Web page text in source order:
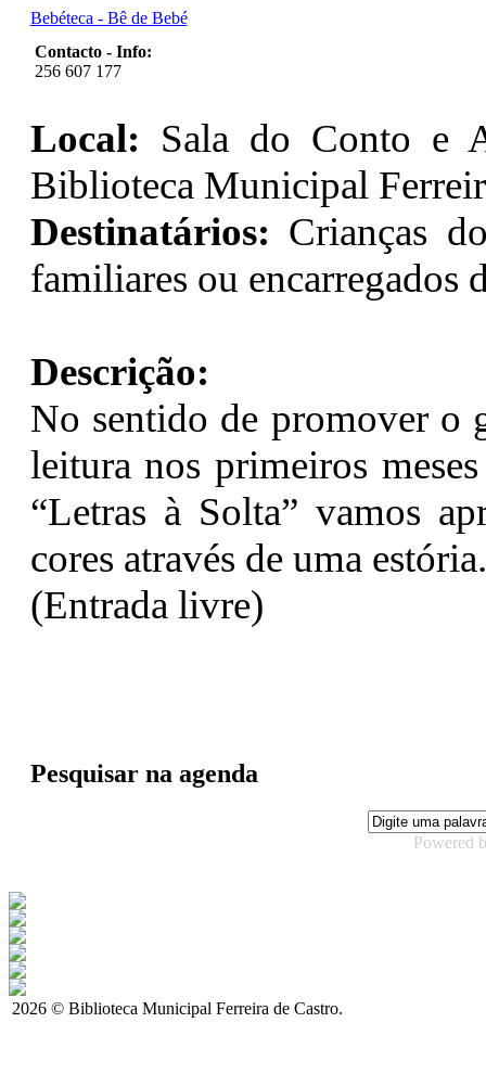
Bebéteca - Bê de Bebé
Contacto - Info:
256 607 177
Local: Sala do Conto e
Biblioteca Municipal
Destinatários: Crianças
familiares ou encarregados
Descrição:
No sentido de promover o
leitura nos primeiros
“Letras à Solta” vamos
cores através de uma
(Entrada livre)
Pesquisar na agenda
Powered
2026 © Biblioteca Municipal Ferreira de Castro.